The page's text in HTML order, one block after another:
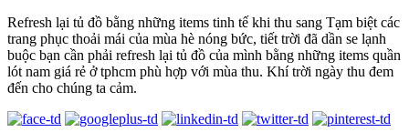
Refresh lại tủ đồ bằng những items tinh tế khi thu sang Tạm biệt các
trang phục thoải mái của mùa hè nóng bức, tiết trời đã dần se lạnh
buộc bạn cần phải refresh lại tủ đồ của mình bằng những items quần
lót nam giá rẻ ở tphcm phù hợp với mùa thu. Khí trời ngày thu đem
đến cho chúng ta cảm.